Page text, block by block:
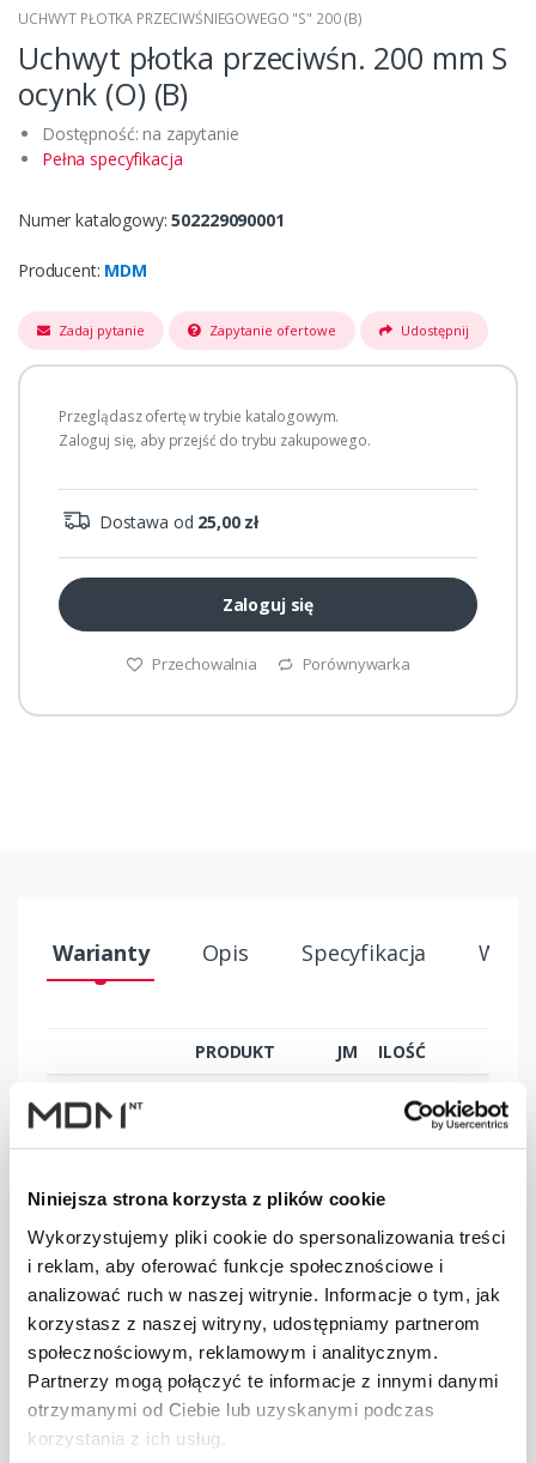
Niniejsza strona korzysta z plików cookie
Wykorzystujemy pliki cookie do spersonalizowania treści
i reklam, aby oferować funkcje społecznościowe i
analizować ruch w naszej witrynie. Informacje o tym, jak
korzystasz z naszej witryny, udostępniamy partnerom
społecznościowym, reklamowym i analitycznym.
Partnerzy mogą połączyć te informacje z innymi danymi
otrzymanymi od Ciebie lub uzyskanymi podczas
korzystania z ich usług.
UCHWYT PŁOTKA PRZECIWŚNIEGOWEGO "S" 200 (B)
Uchwyt płotka przeciwśn. 200 mm S
ocynk (O) (B)
Dostępność: na zapytanie
Pełna specyfikacja
Numer katalogowy:502229090001
Producent: MDM
Zadaj pytanie Zapytanie ofertowe Udostępnij
Przeglądasz ofertę w trybie katalogowym.
Zaloguj się, aby przejść do trybu zakupowego.
Dostawa od 25,00 zł
Zaloguj się
Przechowalnia Porównywarka
Warianty Opis Specyfikacja
PRODUKT JM ILOŚĆ
szt –
Uchwyt płotka
przeciwśn. 200
mm S czarny
(B)
szt –
Uchwyt płotka
przeciwśn. 200
mm S grafitowy